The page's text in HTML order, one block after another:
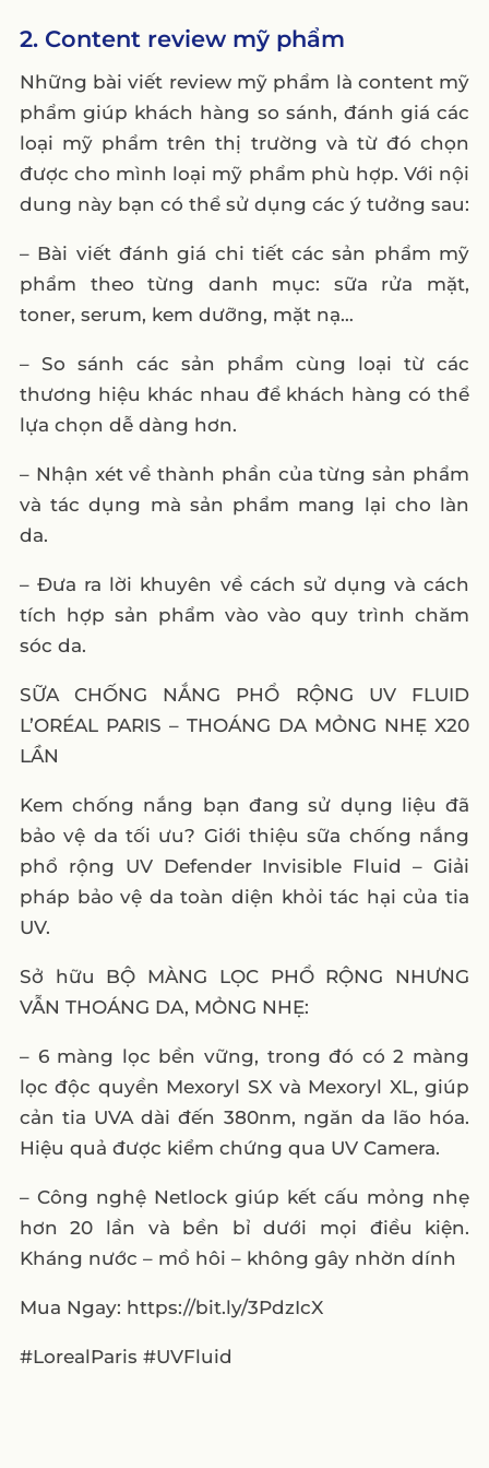
2. Content review mỹ phẩm
Những bài viết review mỹ phẩm là content mỹ
phẩm giúp khách hàng so sánh, đánh giá các
loại mỹ phẩm trên thị trường và từ đó chọn
được cho mình loại mỹ phẩm phù hợp. Với nội
dung này bạn có thể sử dụng các ý tưởng sau:
– Bài viết đánh giá chi tiết các sản phẩm mỹ
phẩm theo từng danh mục: sữa rửa mặt,
toner, serum, kem dưỡng, mặt nạ…
– So sánh các sản phẩm cùng loại từ các
thương hiệu khác nhau để khách hàng có thể
lựa chọn dễ dàng hơn.
– Nhận xét về thành phần của từng sản phẩm
và tác dụng mà sản phẩm mang lại cho làn
da.
– Đưa ra lời khuyên về cách sử dụng và cách
tích hợp sản phẩm vào vào quy trình chăm
sóc da.
SỮA CHỐNG NẮNG PHỔ RỘNG UV FLUID
L’ORÉAL PARIS – THOÁNG DA MỎNG NHẸ X20
LẦN
Kem chống nắng bạn đang sử dụng liệu đã
bảo vệ da tối ưu? Giới thiệu sữa chống nắng
phổ rộng UV Defender Invisible Fluid – Giải
pháp bảo vệ da toàn diện khỏi tác hại của tia
UV.
Sở hữu BỘ MÀNG LỌC PHỔ RỘNG NHƯNG
VẪN THOÁNG DA, MỎNG NHẸ:
– 6 màng lọc bền vững, trong đó có 2 màng
lọc độc quyền Mexoryl SX và Mexoryl XL, giúp
cản tia UVA dài đến 380nm, ngăn da lão hóa.
Hiệu quả được kiểm chứng qua UV Camera.
– Công nghệ Netlock giúp kết cấu mỏng nhẹ
hơn 20 lần và bền bỉ dưới mọi điều kiện.
Kháng nước – mồ hôi – không gây nhờn dính
Mua Ngay: https://bit.ly/3PdzIcX
#LorealParis #UVFluid